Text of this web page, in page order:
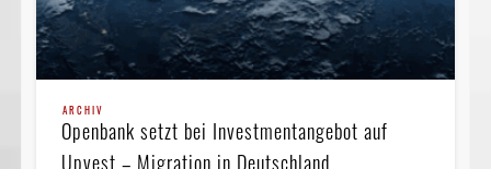
ARCHIV
Openbank setzt bei Investmentangebot auf
Upvest – Migration in Deutschland